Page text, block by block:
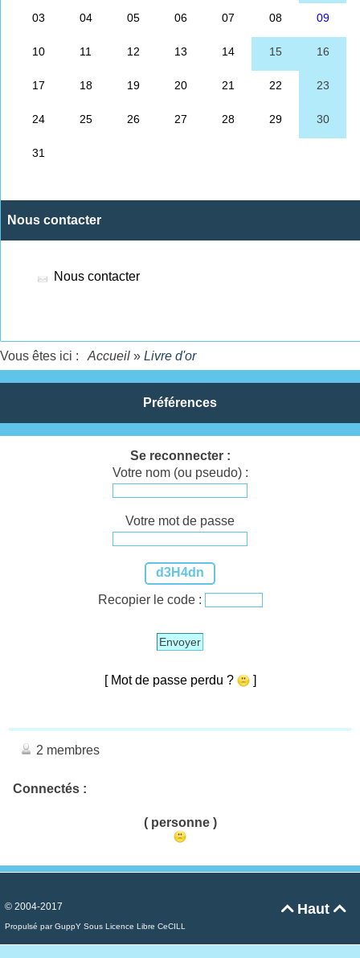
Nous contacter
Nous contacter
Vous êtes ici : Accueil » Livre d'or
Préférences
Se reconnecter :
Votre nom (ou pseudo) :
Votre mot de passe
d3H4dn
Recopier le code :
Envoyer
[ Mot de passe perdu ? ]
2 membres
Connectés :
( personne )
Haut 
© 2004-2017
Propulsé par GuppY Sous Licence Libre CeCILL